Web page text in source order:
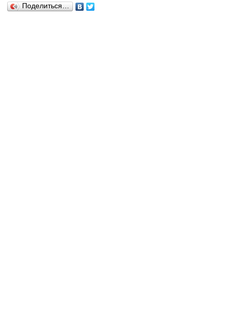
Поделиться…